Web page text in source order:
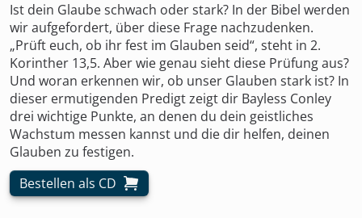
Ist dein Glaube schwach oder stark? In der Bibel werden
wir aufgefordert, über diese Frage nachzudenken.
„Prüft euch, ob ihr fest im Glauben seid“, steht in 2.
Korinther 13,5. Aber wie genau sieht diese Prüfung aus?
Und woran erkennen wir, ob unser Glauben stark ist? In
dieser ermutigenden Predigt zeigt dir Bayless Conley
drei wichtige Punkte, an denen du dein geistliches
Wachstum messen kannst und die dir helfen, deinen
Glauben zu festigen.
Bestellen als CD